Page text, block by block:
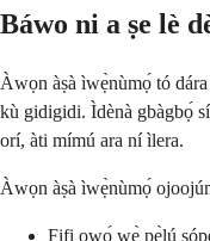
Báwo ni a ṣe lè
Àwọn àṣà ìwẹ̀nùmọ́ tó
kù gidigidi. Ìdènà gbàgbọ́
orí, àti mímú ara ní ìlera.
Àwọn àṣà ìwẹ̀nùmọ́
Fifi ọwọ́ wẹ̀ pẹ̀lú